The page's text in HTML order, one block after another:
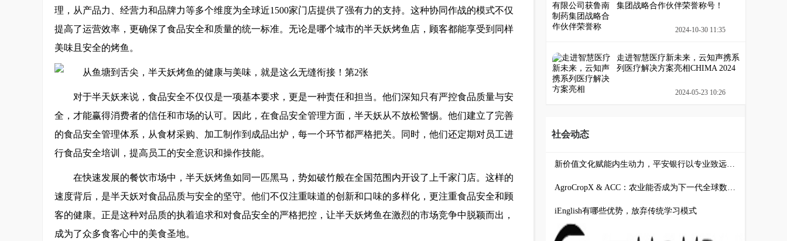
理，从产品力、经营力和品牌力等多个维度为全球近1500家门店提供了强有力的支持。这种协同作战的模式不仅
提高了运营效率，更确保了食品安全和质量的统一标准。无论是哪个城市的半天妖烤鱼店，顾客都能享受到同样
美味且安全的烤鱼。
对于半天妖来说，食品安全不仅仅是一项基本要求，更是一种责任和担当。他们深知只有严控食品质量与安
全，才能赢得消费者的信任和市场的认可。因此，在食品安全管理方面，半天妖从不放松警惕。他们建立了完善
的食品安全管理体系，从食材采购、加工制作到成品出炉，每一个环节都严格把关。同时，他们还定期对员工进
行食品安全培训，提高员工的安全意识和操作技能。
在快速发展的餐饮市场中，半天妖烤鱼如同一匹黑马，势如破竹般在全国范围内开设了上千家门店。这样的
速度背后，是半天妖对食品品质与安全的坚守。他们不仅注重味道的创新和口味的多样化，更注重食品安全和顾
客的健康。正是这种对品质的执着追求和对食品安全的严格把控，让半天妖烤鱼在激烈的市场竞争中脱颖而出，
成为了众多食客心中的美食圣地。
集团战略合作伙伴荣誉称号！
2024-10-30 11:35
走进智慧医疗新未来，云知声携系
列医疗解决方案亮相CHIMA 2024
2024-05-23 10:26
社会动态
新价值文化赋能内生动力，平安银行以专业致远引领服务跃升
AgroCropX & ACC：农业能否成为下一代全球数字资产？
iEnglish有哪些优势，放弃传统学习模式